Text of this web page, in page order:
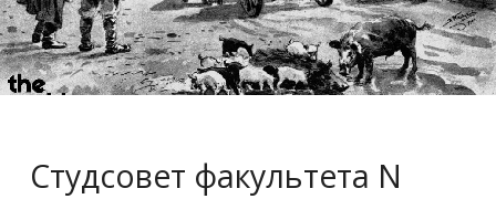
Студсовет факультета N